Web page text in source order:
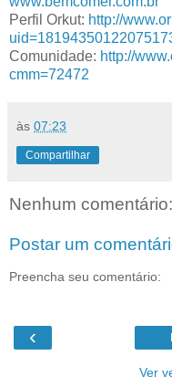
Perfil Orkut: http://
Comunidade: http://
cmm=72472
às 07:23
Compartilhar
Nenhum comentário:
Postar um
Preencha seu comentário:
‹
Ver